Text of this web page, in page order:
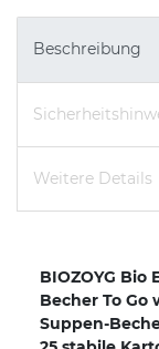
Beschreibung
Weitere Details
BIOZOYG Bio
Becher To
Suppen-